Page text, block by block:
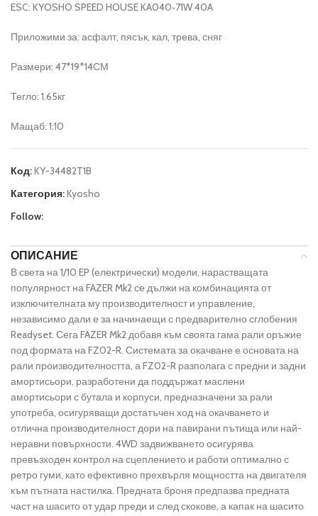
ESC: KYOSHO SPEED HOUSE KA040‑71W 40A
Приложими за: асфалт, пясък, кал, трева, сняг
Размери: 47*19*14СМ
Тегло: 1.65кг
Мащаб: 1:10
Код:KY-34482T1B
Категория:Kyosho
Follow:
ОПИСАНИЕ
В света на 1/10 EP (електрически) модели, нарастващата
популярност на FAZER Mk2 се дължи на комбинацията от
изключителната му производителност и управление,
независимо дали е за начинаещи с предварително сглобения
Readyset. Сега FAZER Mk2 добавя към своята гама рали оръжие
под формата на FZ02-R. Системата за окачване е основата на
рали производителността, а FZ02-R разполага с предни и задни
амортисьори, разработени да поддържат маслени
амортисьори с бутала и корпуси, предназначени за рали
употреба, осигуряващи достатъчен ход на окачването и
отлична производителност дори на павирани пътища или най-
неравни повърхности. 4WD задвижването осигурява
превъзходен контрол на сцеплението и работи оптимално с
ретро гуми, като ефективно прехвърля мощността на двигателя
към пътната настилка. Предната броня предпазва предната
част на шасито от удар преди и след скокове, а капак на шасито